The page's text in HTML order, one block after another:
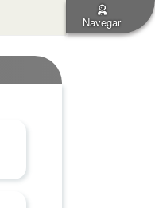
Navegar